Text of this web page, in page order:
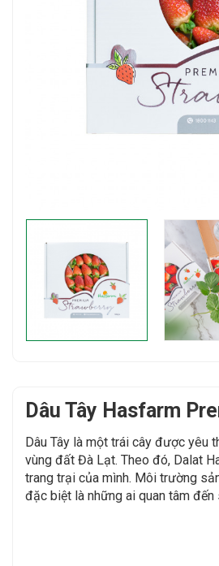
Dâu Tây Hasfarm
Dâu Tây là một trái cây được yêu
vùng đất Đà Lạt. Theo đó, Dalat
trang trại của mình. Môi trường
đặc biệt là những ai quan tâm